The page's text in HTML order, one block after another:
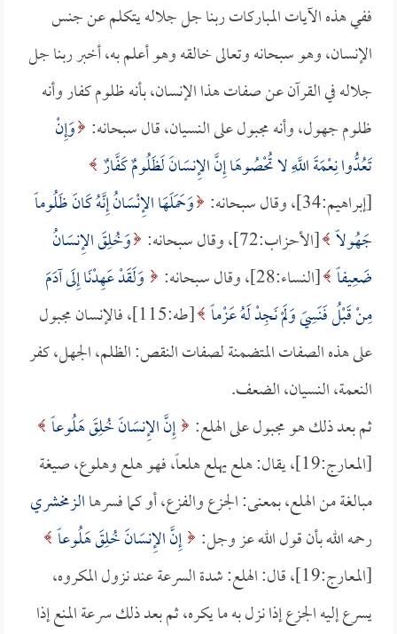
ففي هذه الآيات المباركات ربنا جل جلاله يتكلم عن جنس
الإنسان، وهو سبحانه وتعالى خالقه وهو أعلم به، أخبر ربنا جل
جلاله في القرآن عن صفات هذا الإنسان، بأنه ظلوم كفار وأنه
ظلوم جهول، وأنه مجبول على النسيان، قال سبحانه: وَإِنْ
تَعُدُّوا نِعْمَةَ اللَّهِ لا تُحْصُوهَا إِنَّ الإِنسَانَ لَظَلُومٌ كَفَّارٌ
[إبراهيم:34]، وقال سبحانه:
وَحَمَلَهَا الإِنْسَانُ إِنَّهُ كَانَ ظَلُوماً
جَهُولاً [الأحزاب:72]، وقال سبحانه:
وَخُلِقَ الإِنسَانُ
ضَعِيفاً [النساء:28]، وقال سبحانه:
وَلَقَدْ عَهِدْنَا إِلَى آدَمَ
مِنْ قَبْلُ فَنَسِيَ وَلَمْ نَجِدْ لَهُ عَزْماً
[طه:115]، فالإنسان مجبول
على هذه الصفات المتضمنة لصفات النقص: الظلم، الجهل، كفر
النعمة، النسيان، الضعف.
ثم بعد ذلك هو مجبول على الهلع: إِنَّ الإِنسَانَ خُلِقَ هَلُوعاً
[المعارج:19]، يقال: هلع يهلع هلعاً، فهو هلع وهلوع، صيغة
مبالغة من الهلع، بمعنى: الجزع والفزع، أو كما فسرهاالزمخشري
رحمه الله بأن قول الله عز وجل: إِنَّ الإِنسَانَ خُلِقَ هَلُوعاً
[المعارج:19]، قال: الهلع: شدة السرعة عند نزول المكروه،
يسرع إليه الجزع إذا نزل به ما يكره، ثم بعد ذلك سرعة المنع إذا